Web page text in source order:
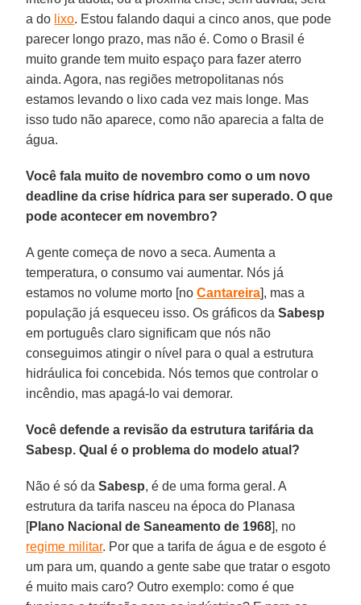
a do lixo. Estou falando daqui a cinco anos, que pode
parecer longo prazo, mas não é. Como o Brasil é
muito grande tem muito espaço para fazer aterro
ainda. Agora, nas regiões metropolitanas nós
estamos levando o lixo cada vez mais longe. Mas
isso tudo não aparece, como não aparecia a falta de
água.
Você fala muito de novembro como o um novo
deadline da crise hídrica para ser superado. O que
pode acontecer em novembro?
A gente começa de novo a seca. Aumenta a
temperatura, o consumo vai aumentar. Nós já
estamos no volume morto [noCantareira], mas a
população já esqueceu isso. Os gráficos daSabesp
em português claro significam que nós não
conseguimos atingir o nível para o qual a estrutura
hidráulica foi concebida. Nós temos que controlar o
incêndio, mas apagá-lo vai demorar.
Você defende a revisão da estrutura tarifária da
Sabesp. Qual é o problema do modelo atual?
Não é só da Sabesp, é de uma forma geral. A
estrutura da tarifa nasceu na época do Planasa
[Plano Nacional de Saneamento de 1968], no
regime militar. Por que a tarifa de água e de esgoto é
um para um, quando a gente sabe que tratar o esgoto
é muito mais caro? Outro exemplo: como é que